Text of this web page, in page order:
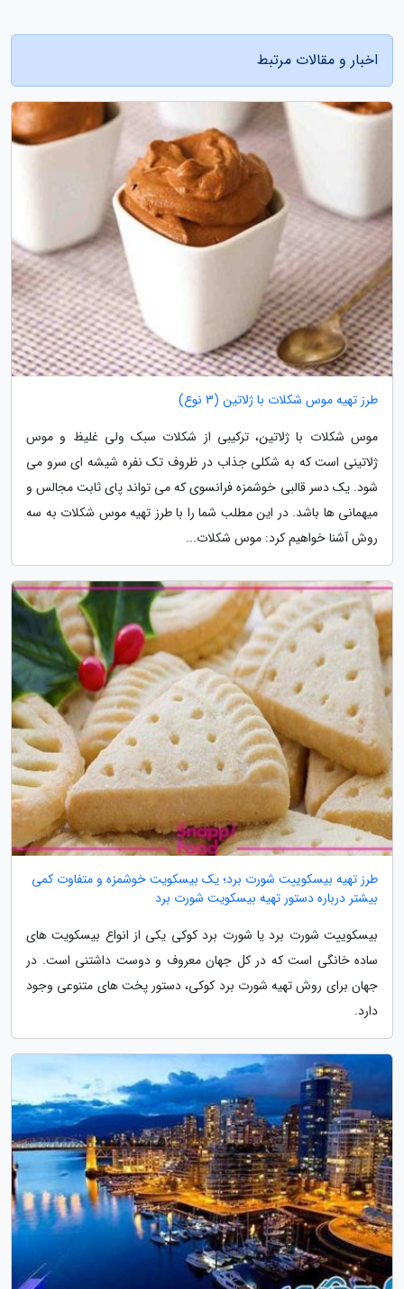
اخبار و مقالات مرتبط
طرز تهیه موس شکلات با ژلاتین (3 نوع)
موس شکلات با ژلاتین، ترکیبی از شکلات سبک ولی غلیظ و موس
ژلاتینی است که به شکلی جذاب در ظروف تک نفره شیشه ای سرو می
شود. یک دسر قالبی خوشمزه فرانسوی که می تواند پای ثابت مجالس و
میهمانی ها باشد. در این مطلب شما را با طرز تهیه موس شکلات به سه
روش آشنا خواهیم کرد: موس شکلات...
طرز تهیه بیسکوییت شورت برد؛ یک بیسکویت خوشمزه و متفاوت کمی
بیشتر درباره دستور تهیه بیسکویت شورت برد
بیسکوییت شورت برد یا شورت برد کوکی یکی از انواع بیسکویت های
ساده خانگی است که در کل جهان معروف و دوست داشتنی است. در
جهان برای روش تهیه شورت برد کوکی، دستور پخت های متنوعی وجود
دارد.